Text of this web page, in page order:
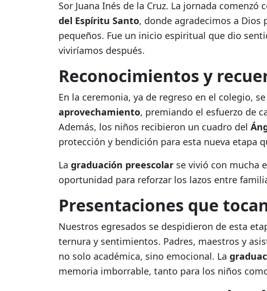
Sor Juana Inés de la Cruz. La jornada comenzó
del Espíritu Santo, donde agradecimos a Dios
pequeños. Fue un inicio espiritual que dio
viviríamos después.
Reconocimientos y
En la ceremonia, ya de regreso en el colegio,
aprovechamiento, premiando el esfuerzo de
Además, los niños recibieron un cuadro del
protección y bendición para esta nueva etapa
La graduación preescolar se vivió con mucha
oportunidad para reforzar los lazos entre
Presentaciones que
Nuestros egresados se despidieron de esta
ternura y sentimientos. Padres, maestros y
no solo académica, sino emocional. La
memoria imborrable, tanto para los niños